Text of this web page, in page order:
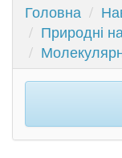
Головна
Природні